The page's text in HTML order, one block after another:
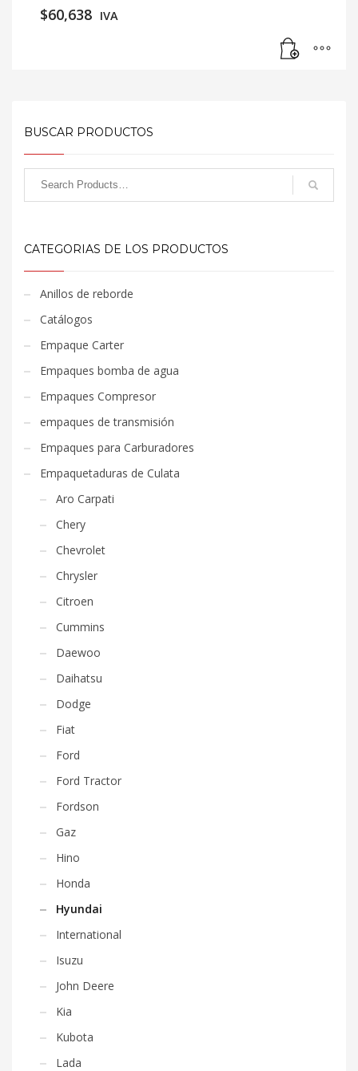
$60,638 IVA
BUSCAR PRODUCTOS
CATEGORIAS DE LOS PRODUCTOS
Anillos de reborde
Catálogos
Empaque Carter
Empaques bomba de agua
Empaques Compresor
empaques de transmisión
Empaques para Carburadores
Empaquetaduras de Culata
Aro Carpati
Chery
Chevrolet
Chrysler
Citroen
Cummins
Daewoo
Daihatsu
Dodge
Fiat
Ford
Ford Tractor
Fordson
Gaz
Hino
Honda
Hyundai
International
Isuzu
John Deere
Kia
Kubota
Lada